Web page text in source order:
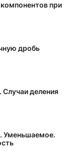
при
дробь
Случаи деления
Уменьшаемое.